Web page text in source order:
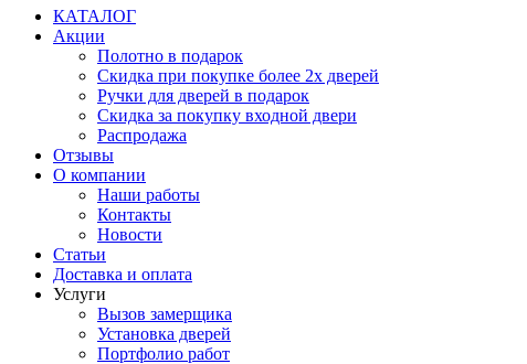
КАТАЛОГ
Акции
Полотно в подарок
Скидка при покупке более 2х дверей
Ручки для дверей в подарок
Скидка за покупку входной двери
Распродажа
Отзывы
О компании
Наши работы
Контакты
Новости
Статьи
Доставка и оплата
Услуги
Вызов замерщика
Установка дверей
Портфолио работ